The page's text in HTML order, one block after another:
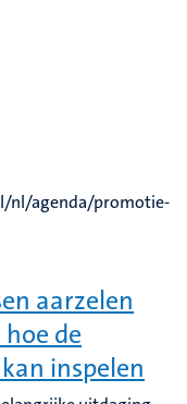
nl/agenda/promotie-
aarzelen
de
inspelen